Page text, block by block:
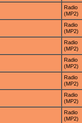
Radio
(MP2)
Radio
(MP2)
Radio
(MP2)
Radio
(MP2)
Radio
(MP2)
Radio
(MP2)
Radio
(MP2)